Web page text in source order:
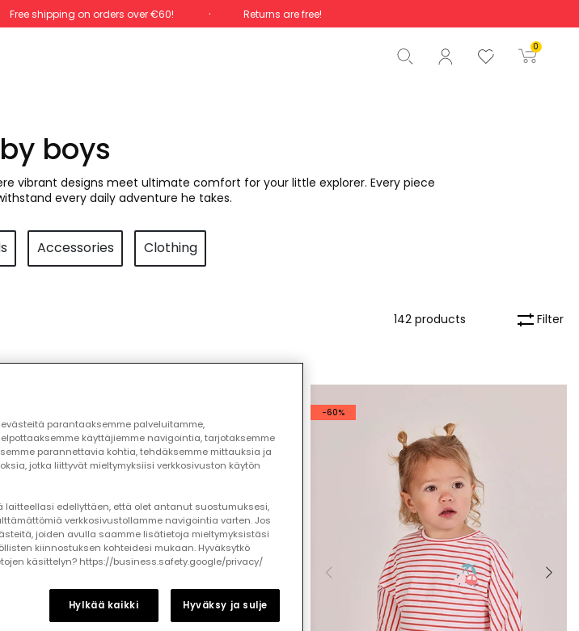
Free shipping on orders over €60! Returns are free!
0
Total €0.00
Start order
boys
vibrant designs meet ultimate comfort for your little explorer. Every piece
every daily adventure he takes.
Accessories Clothing
Filter
142 products
-60%
parantaaksemme palveluitamme,
käyttäjiemme navigointia, tarjotaksemme
parannettavia kohtia, tehdäksemme mittauksia ja
jotka liittyvät mieltymyksiisi verkkosivuston käytön
laitteellasi edellyttäen, että olet antanut suostumuksesi,
verkkosivustollamme navigointia varten. Jos
joiden avulla saamme lisätietoja mieltymyksistäsi
kiinnostuksen kohteidesi mukaan. Hyväksytkö
käsittelyn? https://business.safety.google/privacy/
Hylkää kaikki Hyväksy ja sulje